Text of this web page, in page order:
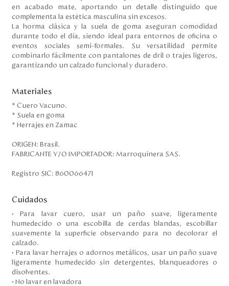
en acabado mate, aportando un detalle distinguido que
complementa la estética masculina sin excesos.
La horma clásica y la suela de goma aseguran comodidad
durante todo el día, siendo ideal para entornos de oficina o
eventos sociales semi-formales. Su versatilidad permite
combinarlo fácilmente con pantalones de dril o trajes ligeros,
garantizando un calzado funcional y duradero.
Materiales
* Cuero Vacuno.
* Suela en goma
* Herrajes en Zamac
ORIGEN: Brasil.
FABRICANTE Y/O IMPORTADOR: Marroquinera SAS.
Registro SIC: 860066471
Cuidados
• Para lavar cuero, usar un paño suave, ligeramente
humedecido o una escobilla de cerdas blandas, escobillar
suavemente la superficie observando para no decolorar el
calzado.
• Para lavar herrajes o adornos metálicos, usar un paño suave
ligeramente humedecido sin detergentes, blanqueadores o
disolventes.
• No lavar en lavadora